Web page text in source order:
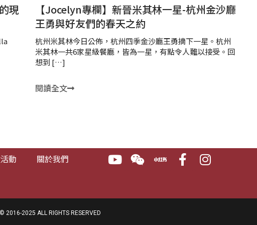
現
【Jocelyn專欄】新晉米其林一星-杭州金沙廳
王勇與好友們的春天之約
杭州米其林今日公佈，杭州四季金沙廳王勇摘下一星。杭州
米其林一共6家星級餐廳，皆為一星，有點令人難以接受。回
想到 […]
閱讀全文
動 關於我們
2016-2025 ALL RIGHTS RESERVED